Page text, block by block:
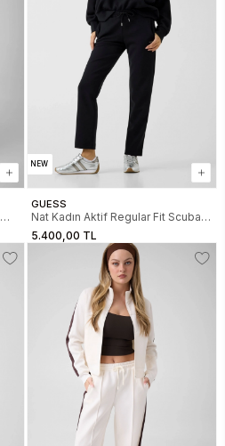
NEW
GUESS
Nat Kadın Aktif Regular Fit Scuba
Eşofman Altı
5.400,00 TL